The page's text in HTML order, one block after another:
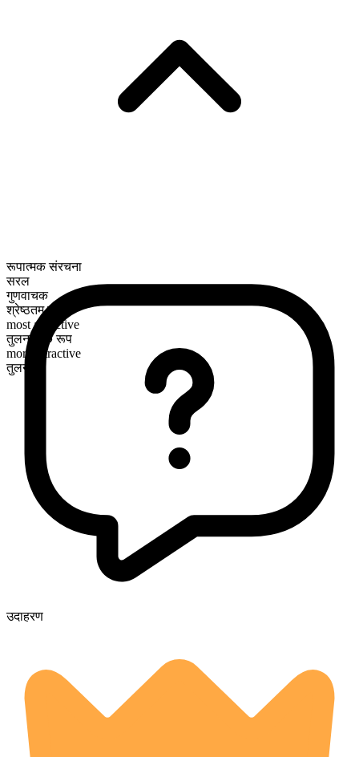
रूपात्मक संरचना
सरल
गुणवाचक
श्रेष्ठतम रूप
most attractive
तुलनात्मक रूप
more attractive
तुलनीय
उदाहरण